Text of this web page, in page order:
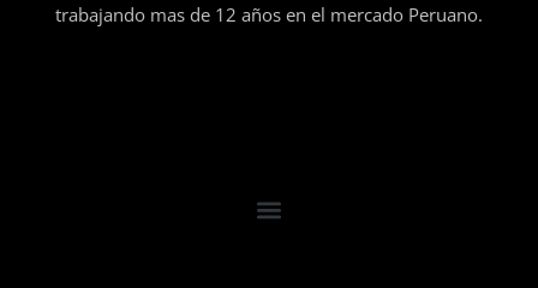
trabajando mas de 12 años en el mercado Peruano.